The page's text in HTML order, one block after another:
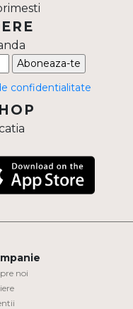
Aboneaza-te
confidentialitate
noi